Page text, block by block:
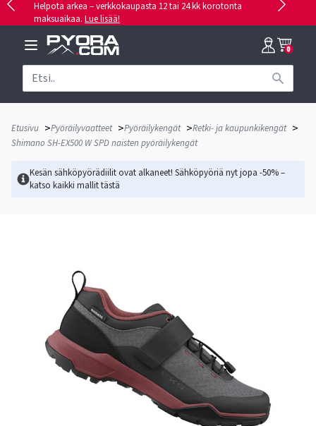
Helpota arkea – verkkokaupasta 12 tai 24 kk korotonta
maksuaikaa. Lue lisää!
0
Etusivu >Pyöräilyvaatteet >Pyöräilykengät >Retki- ja kaupunkikengät >
Shimano SH-EX500 W SPD naisten pyöräilykengät
Kesän sähköpyörädiilit ovat alkaneet! Sähköpyöriä nyt jopa -50% –
katso kaikki mallittästä